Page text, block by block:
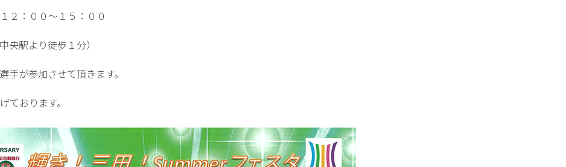
２：００～１５：００
駅より徒歩１分）
が参加させて頂きます。
おります。